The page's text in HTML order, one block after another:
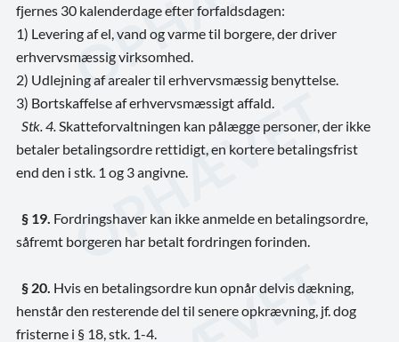
fjernes 30 kalenderdage efter forfaldsdagen:
1) Levering af el, vand og varme til borgere, der driver
erhvervsmæssig virksomhed.
2) Udlejning af arealer til erhvervsmæssig benyttelse.
3) Bortskaffelse af erhvervsmæssigt affald.
Stk. 4. Skatteforvaltningen kan pålægge personer, der ikke
betaler betalingsordre rettidigt, en kortere betalingsfrist
end den i stk. 1 og 3 angivne.
§ 19. Fordringshaver kan ikke anmelde en betalingsordre,
såfremt borgeren har betalt fordringen forinden.
§ 20. Hvis en betalingsordre kun opnår delvis dækning,
henstår den resterende del til senere opkrævning, jf. dog
fristerne i § 18, stk. 1-4.